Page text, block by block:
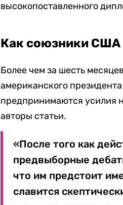
высокопоставленного
Как союзники США
Более чем за шесть
американского
предпринимаются усилия
авторы статьи.
«После того как
предвыборные
что им предстоит
славится